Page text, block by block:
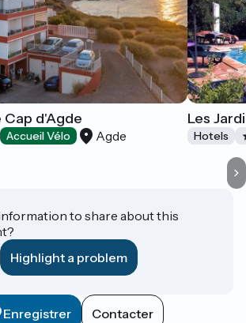
Cap d'Agde
Accueil Vélo Agde
Les
Hotels
information to share about this
Highlight a problem
Enregistrer Contacter